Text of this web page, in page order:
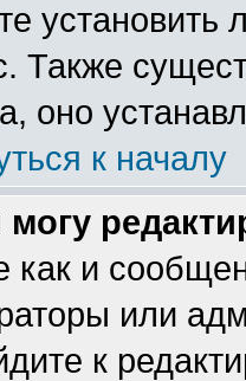
установить
Также
оно
к началу
могу
как и
или
к